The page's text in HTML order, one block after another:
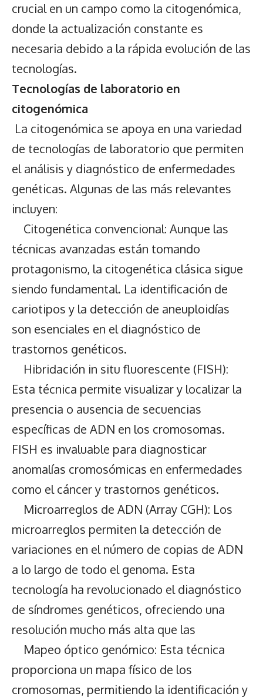
crucial en un campo como la citogenómica,
donde la actualización constante es
necesaria debido a la rápida evolución de las
tecnologías.
Tecnologías de laboratorio en
citogenómica
La citogenómica se apoya en una variedad
de tecnologías de laboratorio que permiten
el análisis y diagnóstico de enfermedades
genéticas. Algunas de las más relevantes
incluyen:
Citogenética convencional: Aunque las
técnicas avanzadas están tomando
protagonismo, la citogenética clásica sigue
siendo fundamental. La identificación de
cariotipos y la detección de aneuploidías
son esenciales en el diagnóstico de
trastornos genéticos.
Hibridación in situ fluorescente (FISH):
Esta técnica permite visualizar y localizar la
presencia o ausencia de secuencias
específicas de ADN en los cromosomas.
FISH es invaluable para diagnosticar
anomalías cromosómicas en enfermedades
como el cáncer y trastornos genéticos.
Microarreglos de ADN (Array CGH): Los
microarreglos permiten la detección de
variaciones en el número de copias de ADN
a lo largo de todo el genoma. Esta
tecnología ha revolucionado el diagnóstico
de síndromes genéticos, ofreciendo una
resolución mucho más alta que las
Mapeo óptico genómico: Esta técnica
proporciona un mapa físico de los
cromosomas, permitiendo la identificación y